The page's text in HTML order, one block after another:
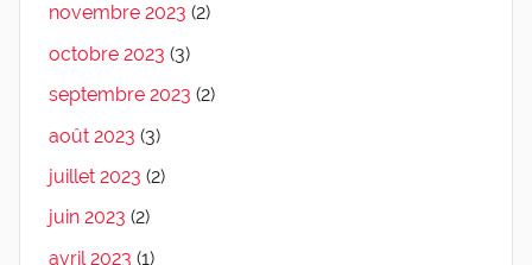
novembre 2023 (2)
octobre 2023 (3)
septembre 2023 (2)
août 2023 (3)
juillet 2023 (2)
juin 2023 (2)
avril 2023 (1)